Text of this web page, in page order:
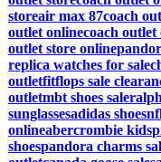
storeair max 87coach
outlet onlinecoach outlet
outlet store online
replica watches for sale
outletfitflops sale
outletmbt shoes sale
sunglassesadidas shoes
onlineabercrombie kids
shoespandora charms